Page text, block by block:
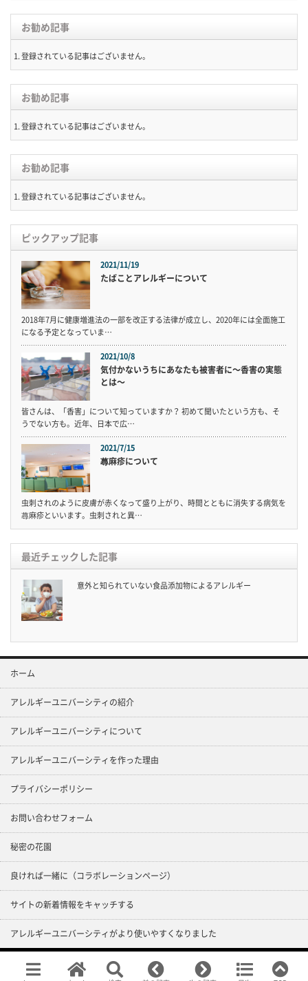
お勧め記事
登録されている記事はございません。
お勧め記事
登録されている記事はございません。
お勧め記事
登録されている記事はございません。
ピックアップ記事
2021/11/19
たばことアレルギーについて
2018年7月に健康増進法の一部を改正する法律が成立し、2020年には全面施工
になる予定となっていま…
2021/10/8
気付かないうちにあなたも被害者に〜香害の実態
とは〜
皆さんは、「香害」について知っていますか？ 初めて聞いたという方も、そ
うでない方も。近年、日本で広…
2021/7/15
蕁麻疹について
虫刺されのように皮膚が赤くなって盛り上がり、時間とともに消失する病気を
蕁麻疹といいます。虫刺されと異…
最近チェックした記事
意外と知られていない食品添加物によるアレルギー
ホーム
アレルギーユニバーシティの紹介
アレルギーユニバーシティについて
アレルギーユニバーシティを作った理由
プライバシーポリシー
お問い合わせフォーム
秘密の花園
良ければ一緒に（コラボレーションページ）
サイトの新着情報をキャッチする
アレルギーユニバーシティがより使いやすくなりました
Copyright © 化学物質過敏症＠大学 All rights reserved.